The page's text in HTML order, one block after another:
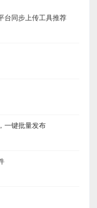
台同步上传工具推荐
一键批量发布